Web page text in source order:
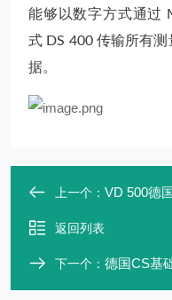
能够以数字方式通过
式 DS 400 传输所有
据。
上一个： VD 500德国
返回列表
下一个： 德国CS基